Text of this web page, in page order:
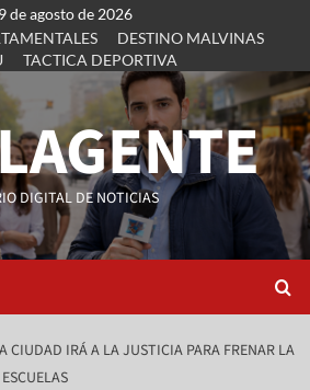
9 de agosto de 2026
DESTINO MALVINAS
TACTICA DEPORTIVA
DIGITAL DE NOTICIAS
CIUDAD IRÁ A LA JUSTICIA PARA FRENAR LA